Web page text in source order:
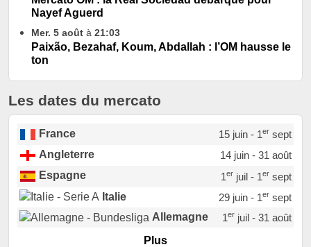
Nayef Aguerd
Mer. 5 août à 21:03
Paixão, Bezahaf, Koum, Abdallah : l’OM hausse le
ton
Les dates du mercato
France 15 juin - 1ersept
Angleterre
14 juin - 31 août
Espagne
1erjuil - 1ersept
Italie
29 juin - 1ersept
Allemagne
1erjuil - 31 août
Portugal
Plus